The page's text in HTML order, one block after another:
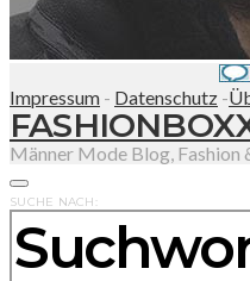
Impressum - Datenschutz -
Männer Mode Blog, Fashion
SUCHE NACH: